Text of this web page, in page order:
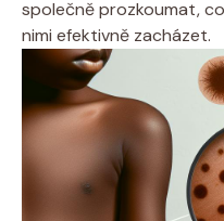
společně prozkoumat,
nimi efektivně zacházet.